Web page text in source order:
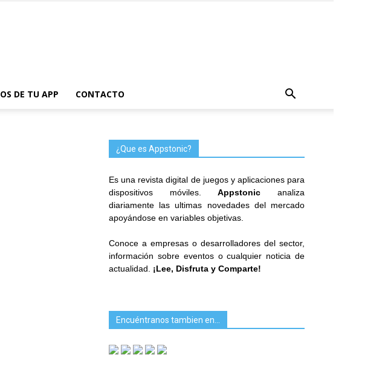
DE TU APP CONTACTO
¿Que es Appstonic?
Es una revista digital de juegos y aplicaciones para
dispositivos móviles.Appstonic analiza
diariamente las ultimas novedades del mercado
apoyándose en variables objetivas.
Conoce a empresas o desarrolladores del sector,
información sobre eventos o cualquier noticia de
actualidad. ¡Lee, Disfruta y Comparte!
Encuéntranos tambien en…